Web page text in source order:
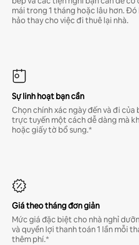
mái trong 1 tháng hoặc lâu hơn.
hảo thay cho việc đi thuê lại nhà.
Sự linh hoạt bạn cần
Chọn chính xác ngày đến và đi của
trực tuyến một cách dễ dàng mà
hoặc giấy tờ bổ sung.*
Giá theo tháng đơn giản
Mức giá đặc biệt cho nhà nghỉ
và quyền lợi thanh toán 1 lần mỗi
thêm phí.*